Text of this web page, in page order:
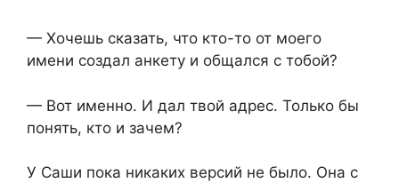
— Хочешь сказать, что кто-то от моего
имени создал анкету и общался с тобой?
— Вот именно. И дал твой адрес. Только бы
понять, кто и зачем?
У Саши пока никаких версий не было. Она с